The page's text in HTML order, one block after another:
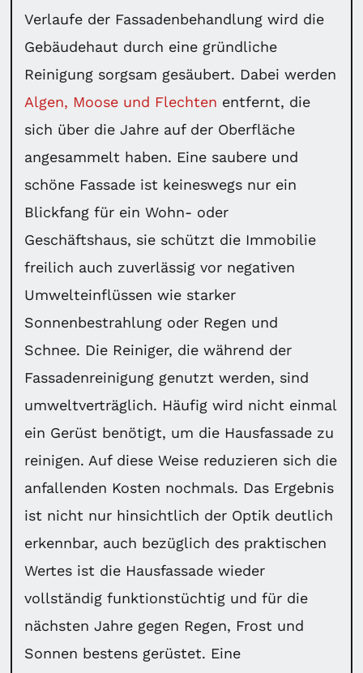
Verlaufe der Fassadenbehandlung wird die
Gebäudehaut durch eine gründliche
Reinigung sorgsam gesäubert. Dabei werden
Algen, Moose und Flechten entfernt, die
sich über die Jahre auf der Oberfläche
angesammelt haben. Eine saubere und
schöne Fassade ist keineswegs nur ein
Blickfang für ein Wohn- oder
Geschäftshaus, sie schützt die Immobilie
freilich auch zuverlässig vor negativen
Umwelteinflüssen wie starker
Sonnenbestrahlung oder Regen und
Schnee. Die Reiniger, die während der
Fassadenreinigung genutzt werden, sind
umweltverträglich. Häufig wird nicht einmal
ein Gerüst benötigt, um die Hausfassade zu
reinigen. Auf diese Weise reduzieren sich die
anfallenden Kosten nochmals. Das Ergebnis
ist nicht nur hinsichtlich der Optik deutlich
erkennbar, auch bezüglich des praktischen
Wertes ist die Hausfassade wieder
vollständig funktionstüchtig und für die
nächsten Jahre gegen Regen, Frost und
Sonnen bestens gerüstet. Eine